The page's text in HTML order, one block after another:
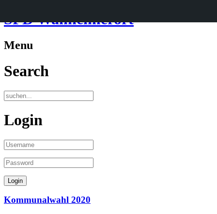
SPD Wanheimerort
Menu
Search
Login
Kommunalwahl 2020